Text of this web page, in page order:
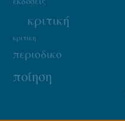
κριτική
κριτικη
περιοδικο
ποίηση